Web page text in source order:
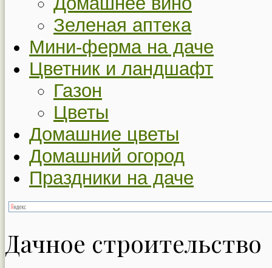
Зеленая аптека
Мини-ферма на даче
Цветник и ландшафт
Газон
Цветы
Домашние цветы
Домашний огород
Праздники на даче
Дачное строительство